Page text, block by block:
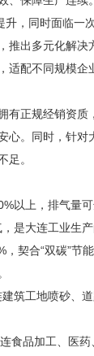
升，同时面临一
推出多元化解决
配不同规模企
有正规经销资质
心。同时，针对
足。
以上，排气量
是大连工业生产
契合“双碳”节能
筑工地喷砂、
食品加工、医